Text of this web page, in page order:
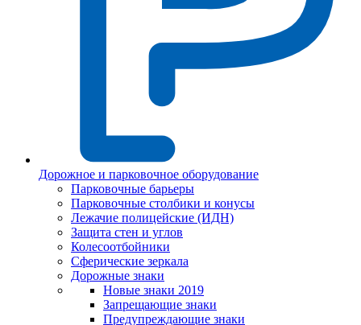
Дорожное и парковочное оборудование
Парковочные барьеры
Парковочные столбики и конусы
Лежачие полицейские (ИДН)
Защита стен и углов
Колесоотбойники
Сферические зеркала
Дорожные знаки
Новые знаки 2019
Запрещающие знаки
Предупреждающие знаки